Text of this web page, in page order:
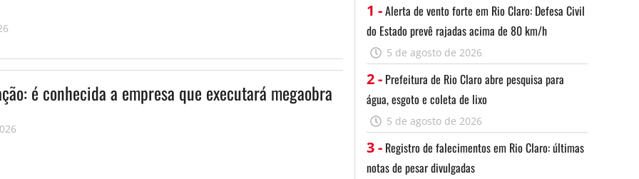
é conhecida a empresa que executará megaobra
1 -Alerta de vento forte em Rio Claro: Defesa Civil
do Estado prevê rajadas acima de 80 km/h
5 de agosto de 2026
2 - Prefeitura de Rio Claro abre pesquisa para
água, esgoto e coleta de lixo
5 de agosto de 2026
3 - Registro de falecimentos em Rio Claro: últimas
notas de pesar divulgadas